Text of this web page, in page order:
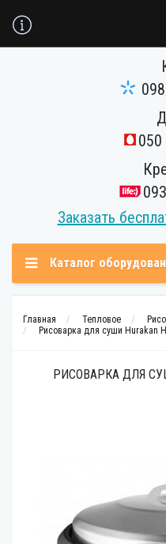
Заказать
Каталог
Главная Тепловое
Рисоварка для суши Hurakan
РИСОВАРКА ДЛЯ